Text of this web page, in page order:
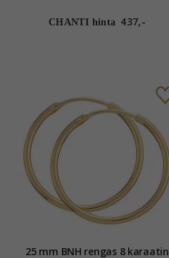
CHANTI hinta 437,-
25 mm BNH rengas 8 karaatin